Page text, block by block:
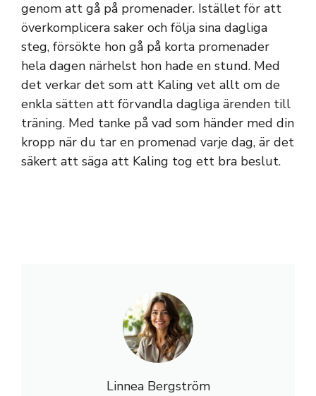
genom att gå på promenader. Istället för att
överkomplicera saker och följa sina dagliga
steg, försökte hon gå på korta promenader
hela dagen närhelst hon hade en stund. Med
det verkar det som att Kaling vet allt om de
enkla sätten att förvandla dagliga ärenden till
träning. Med tanke på vad som händer med din
kropp när du tar en promenad varje dag, är det
säkert att säga att Kaling tog ett bra beslut.
Linnea Bergström